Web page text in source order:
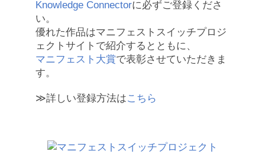
Knowledge Connectorに必ずご登録くださ
い。
優れた作品はマニフェストスイッチプロジ
ェクトサイトで紹介するとともに、
マニフェスト大賞で表彰させていただきま
す。
≫詳しい登録方法はこちら